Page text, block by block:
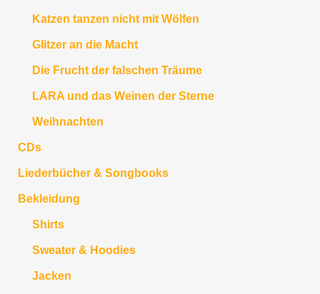
Katzen tanzen nicht mit Wölfen
Glitzer an die Macht
Die Frucht der falschen Träume
LARA und das Weinen der Sterne
Weihnachten
CDs
Liederbücher & Songbooks
Bekleidung
Shirts
Sweater & Hoodies
Jacken